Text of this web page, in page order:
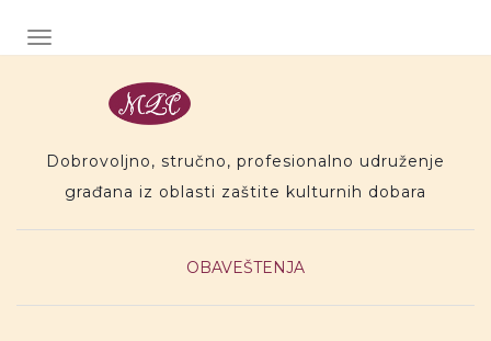
TOGGLE NAVIGATION
Dobrovoljno, stručno, profesionalno udruženje
građana iz oblasti zaštite kulturnih dobara
OBAVEŠTENJA